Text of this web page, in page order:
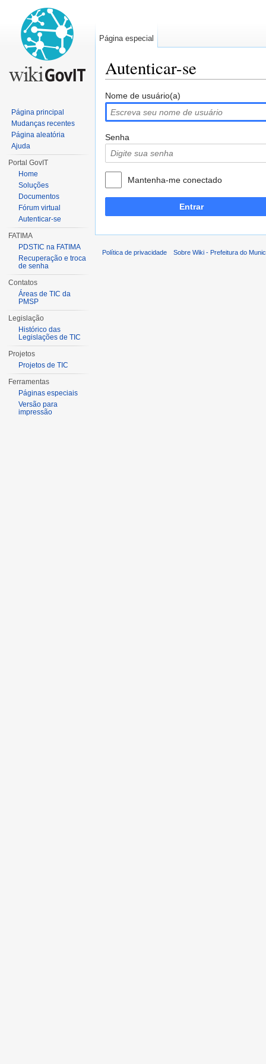
Autenticar-se
Nome de usuário(a)
Senha
Mantenha-me conectado
Entrar
Página especial
Página principal
Mudanças recentes
Página aleatória
Ajuda
Portal GovIT
Home
Soluções
Documentos
Fórum virtual
Autenticar-se
FATIMA
PDSTIC na FATIMA
Recuperação e troca
de senha
Contatos
Áreas de TIC da
PMSP
Legislação
Histórico das
Legislações de TIC
Projetos
Projetos de TIC
Ferramentas
Páginas especiais
Versão para
impressão
Política de privacidade Sobre Wiki - Prefeitura do